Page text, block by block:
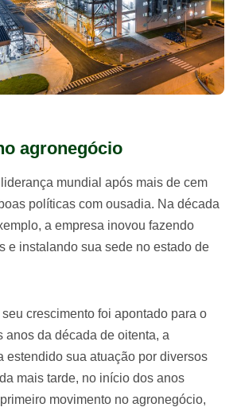
agronegócio
mundial após mais de cem
políticas com ousadia. Na década
a empresa inovou fazendo
e instalando sua sede no estado de
crescimento foi apontado para o
anos da década de oitenta, a
estendido sua atuação por diversos
mais tarde, no início dos anos
movimento no agronegócio,